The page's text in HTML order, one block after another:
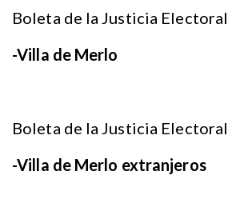
Boleta de la Justicia
-Villa de Merlo
Boleta de la Justicia
-Villa de Merlo extranjeros